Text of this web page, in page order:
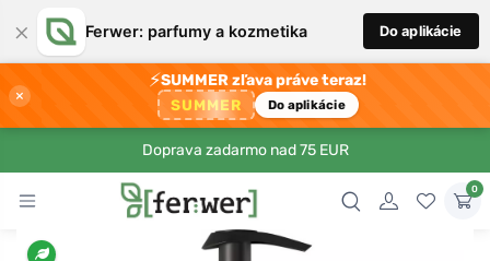
× Ferwer: parfumy a kozmetika Do aplikácie
×
⚡SUMMER zľava práve teraz!
SUMMER Do aplikácie
Doprava zadarmo nad 75 EUR
0